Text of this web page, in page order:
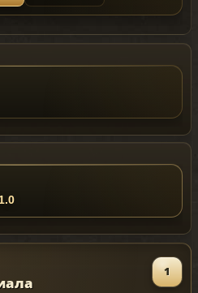
~ GTAMANIA EXCLUSIVE
model is exclusive to the
1